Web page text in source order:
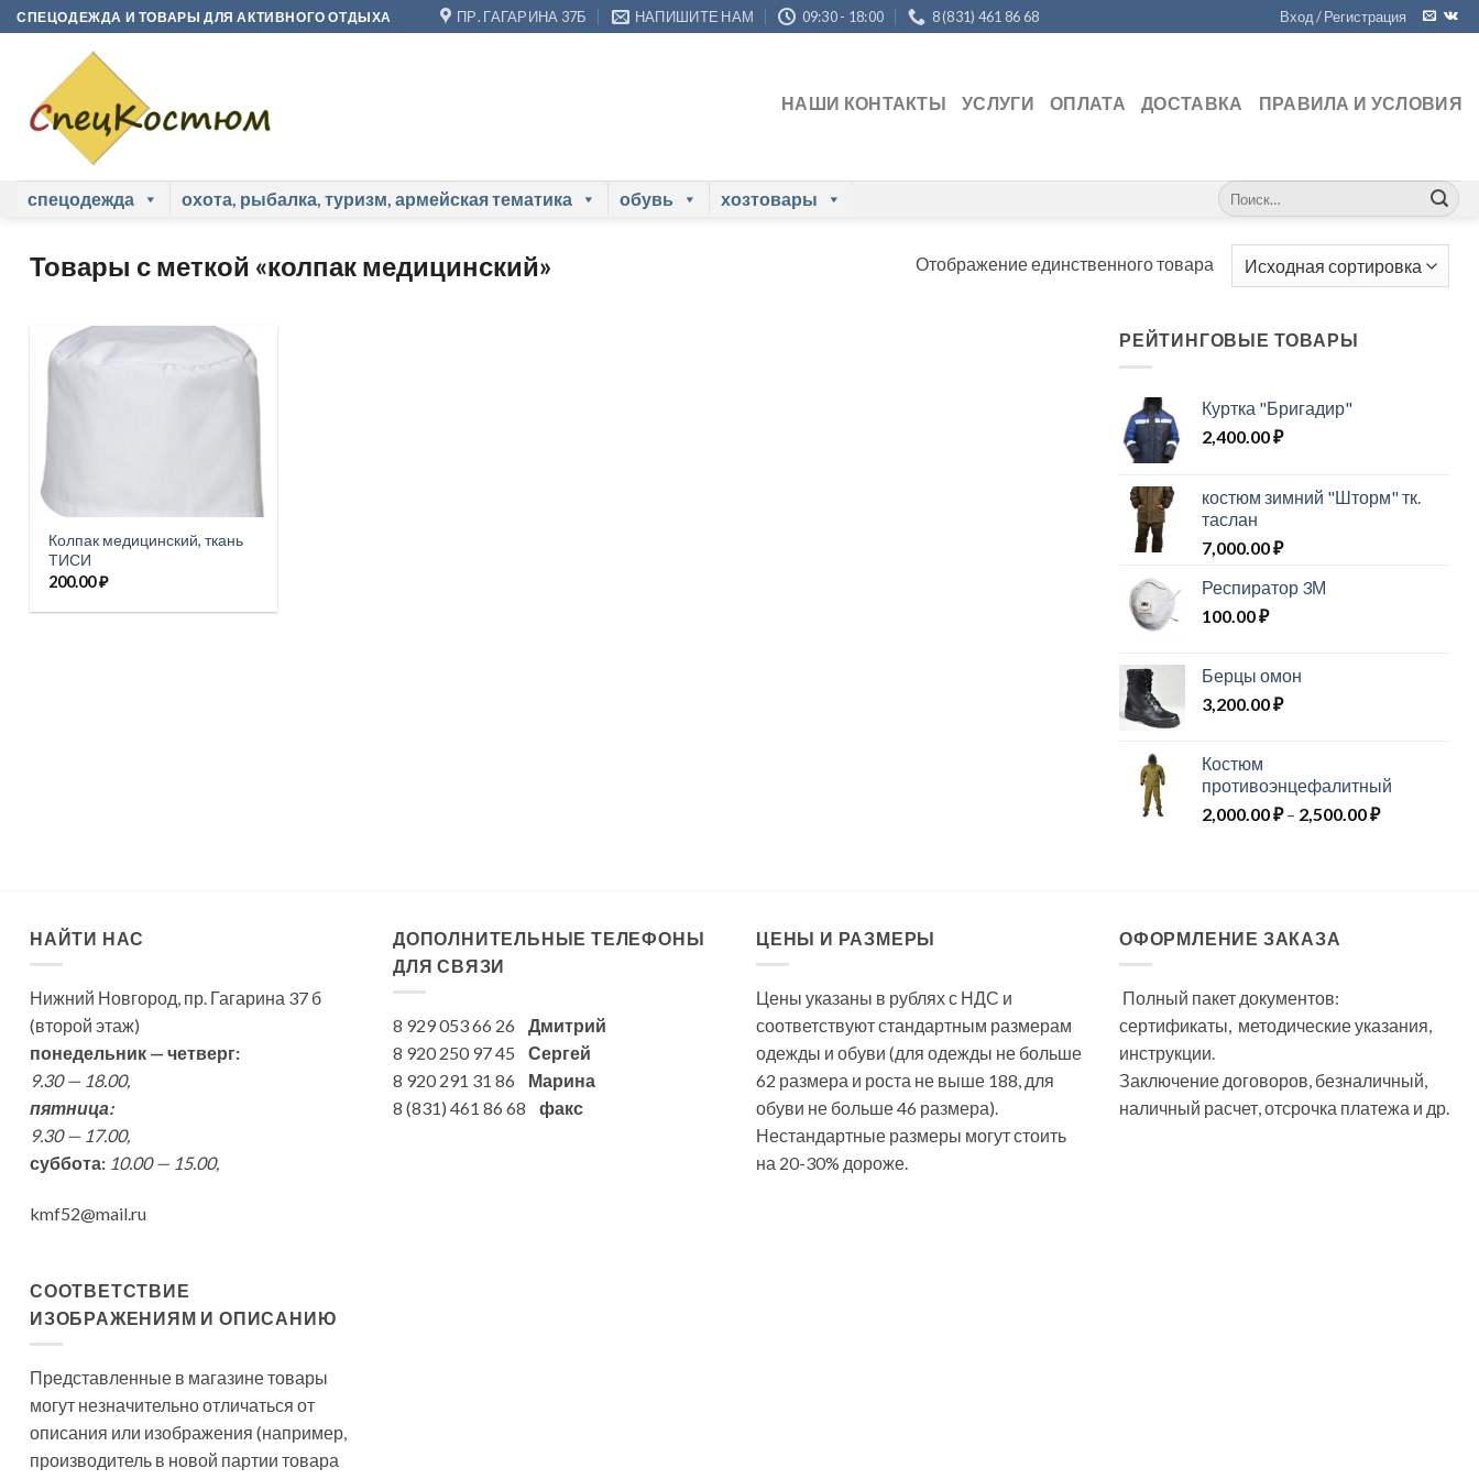
Skip
to
СПЕЦОДЕЖДА И ТОВАРЫ ДЛЯ АКТИВНОГО ОТДЫХА ПР. ГАГАРИНА 37Б НАПИШИТЕ НАМ 09:30 - 18:00 8 (831) 461 86 68 Вход / Регистрация
НАШИ КОНТАКТЫ УСЛУГИ ОПЛАТА ДОСТАВКА ПРАВИЛА И УСЛОВИЯ
спецодежда охота, рыбалка, туризм, армейская тематика обувь хозтовары Искать:
Товары с меткой «колпак медицинский» Отображение единственного товара
Колпак медицинский, ткань
ТИСИ
200.00₽
РЕЙТИНГОВЫЕ ТОВАРЫ
Куртка "Бригадир"
2,400.00₽
костюм зимний "Шторм" тк.
таслан
7,000.00₽
Респиратор 3М
100.00₽
Берцы омон
3,200.00₽
Костюм
противоэнцефалитный
2,000.00₽ – 2,500.00₽Диапазон
НАЙТИ НАС
Нижний Новгород, пр. Гагарина 37 б
(второй этаж)
понедельник — четверг:
9.30 — 18.00,
пятница:
9.30 — 17.00,
суббота: 10.00 — 15.00,
kmf52@mail.ru
ДОПОЛНИТЕЛЬНЫЕ ТЕЛЕФОНЫ
ДЛЯ СВЯЗИ
8 929 053 66 26 Дмитрий
8 920 250 97 45 Сергей
8 920 291 31 86 Марина
8 (831) 461 86 68 факс
ЦЕНЫ И РАЗМЕРЫ
Цены указаны в рублях с НДС и
соответствуют стандартным размерам
одежды и обуви (для одежды не больше
62 размера и роста не выше 188, для
обуви не больше 46 размера).
Нестандартные размеры могут стоить
на 20-30% дороже.
ОФОРМЛЕНИЕ ЗАКАЗА
Полный пакет документов:
сертификаты, методические указания,
инструкции.
Заключение договоров, безналичный,
наличный расчет, отсрочка платежа и др.
СООТВЕТСТВИЕ
ИЗОБРАЖЕНИЯМ И ОПИСАНИЮ
Представленные в магазине товары
могут незначительно отличаться от
описания или изображения (например,
производитель в новой партии товара